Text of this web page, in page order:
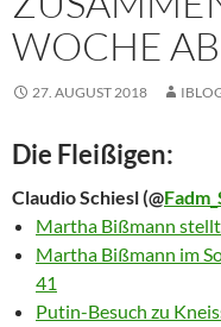
WOCHE
27. AUGUST 2018
Die Fleißigen:
Claudio Schiesl(@
Martha Bißmann
Martha Bißmann im
41
Putin-Besuch zu